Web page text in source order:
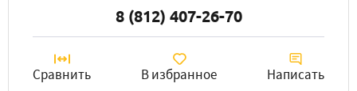
8 (812) 407-26-70
Сравнить В избранное Написать